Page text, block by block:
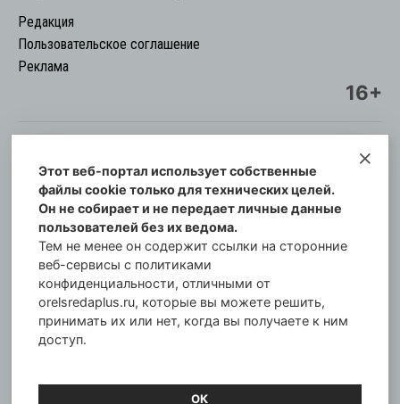
Редакция
Пользовательское соглашение
Реклама
16+
© Информационный городской портал
Орловская cреда-плюс, 2021-2026
Свидетельство о регистрации СМИ: ПИ №57-
00254 от 29 октября 2013 г.
Газета зарегистрирована Управлением
Федеральной службы по надзору в сфере связи,
информационных технологий и массовых
коммуникаций по Орловской области.
Главный редактор: Татьяна Филёва
Этот веб-портал использует собственные
файлы cookie только для технических целей.
Он не собирает и не передает личные данные
пользователей без их ведома.
Тем не менее он содержит ссылки на сторонние
веб-сервисы с политиками
конфиденциальности, отличными от
orelsredaplus.ru, которые вы можете решить,
принимать их или нет, когда вы получаете к ним
доступ.
ОК